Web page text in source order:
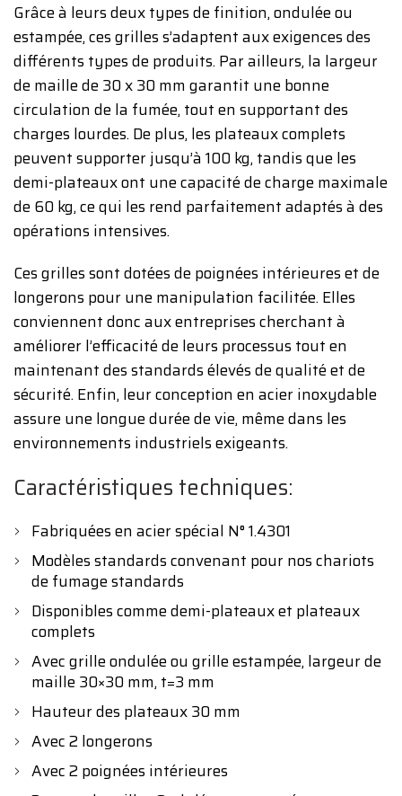
Grâce à leurs deux types de finition, ondulée ou
estampée, ces grilles s’adaptent aux exigences des
différents types de produits. Par ailleurs, la largeur
de maille de 30 x 30 mm garantit une bonne
circulation de la fumée, tout en supportant des
charges lourdes. De plus, les plateaux complets
peuvent supporter jusqu’à 100 kg, tandis que les
demi-plateaux ont une capacité de charge maximale
de 60 kg, ce qui les rend parfaitement adaptés à des
opérations intensives.
Ces grilles sont dotées de poignées intérieures et de
longerons pour une manipulation facilitée. Elles
conviennent donc aux entreprises cherchant à
améliorer l’efficacité de leurs processus tout en
maintenant des standards élevés de qualité et de
sécurité. Enfin, leur conception en acier inoxydable
assure une longue durée de vie, même dans les
environnements industriels exigeants.
Caractéristiques techniques:
Fabriquées en acier spécial N° 1.4301
Modèles standards convenant pour nos chariots
de fumage standards
Disponibles comme demi-plateaux et plateaux
complets
Avec grille ondulée ou grille estampée, largeur de
maille 30×30 mm, t=3 mm
Hauteur des plateaux 30 mm
Avec 2 longerons
Avec 2 poignées intérieures